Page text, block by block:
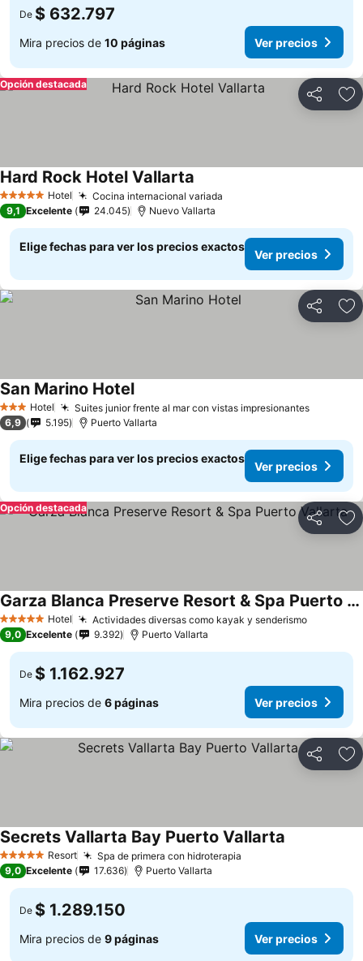
De $ 632.797
Mira precios de 10 páginas Ver precios
Compartir
Opción destacada
5 Estrellas Hotel Cocina internacional variada
Hard Rock Hotel Vallarta
9,1 Excelente 24.045 Nuevo Vallarta
Elige fechas para ver los precios exactos
Ver precios
Compartir
3 Estrellas
Hotel Suites junior frente al mar con vistas impresionantes
San Marino Hotel
6,9 5.195 Puerto Vallarta
Elige fechas para ver los precios exactos
Ver precios
Compartir
Opción destacada
5 Estrellas Hotel Actividades diversas como kayak y senderismo
Garza Blanca Preserve Resort & Spa Puerto Vallarta
9,0 Excelente 9.392 Puerto Vallarta
De $ 1.162.927
Mira precios de 6 páginas Ver precios
Compartir
5 Estrellas Resort Spa de primera con hidroterapia
Secrets Vallarta Bay Puerto Vallarta
9,0 Excelente 17.636 Puerto Vallarta
De $ 1.289.150
Mira precios de 9 páginas Ver precios